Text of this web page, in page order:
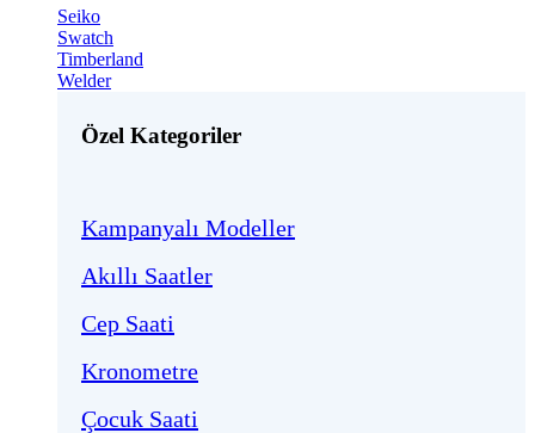
Seiko
Swatch
Timberland
Welder
Özel Kategoriler
Kampanyalı Modeller
Akıllı Saatler
Cep Saati
Kronometre
Çocuk Saati